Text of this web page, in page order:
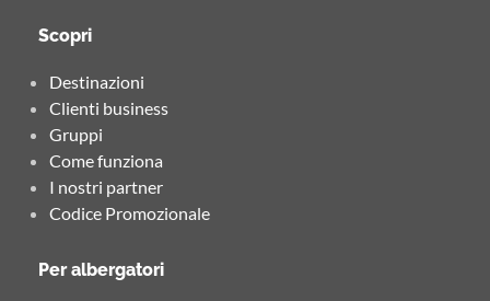
Scopri
Destinazioni
Clienti business
Gruppi
Come funziona
I nostri partner
Codice Promozionale
Per albergatori